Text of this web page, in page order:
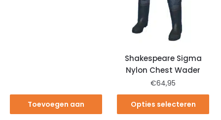
Toevoegen aan
Shakespeare Sigma
Nylon Chest Wader
€64,95
Opties selecteren